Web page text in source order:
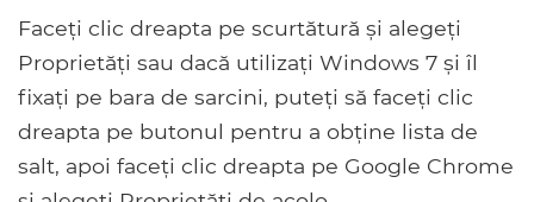
Faceți clic dreapta pe scurtătură și alegeți
Proprietăți sau dacă utilizați Windows 7 și îl
fixați pe bara de sarcini, puteți să faceți clic
dreapta pe butonul pentru a obține lista de
salt, apoi faceți clic dreapta pe Google Chrome